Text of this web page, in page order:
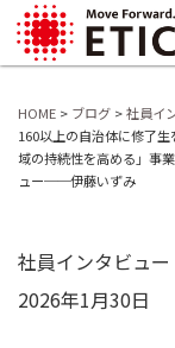
HOME > ブログ >社員イ
160以上の自治体に修了
域の持続性を高める」事
ュー──伊藤いずみ
社員インタビュー
2026年1月30日